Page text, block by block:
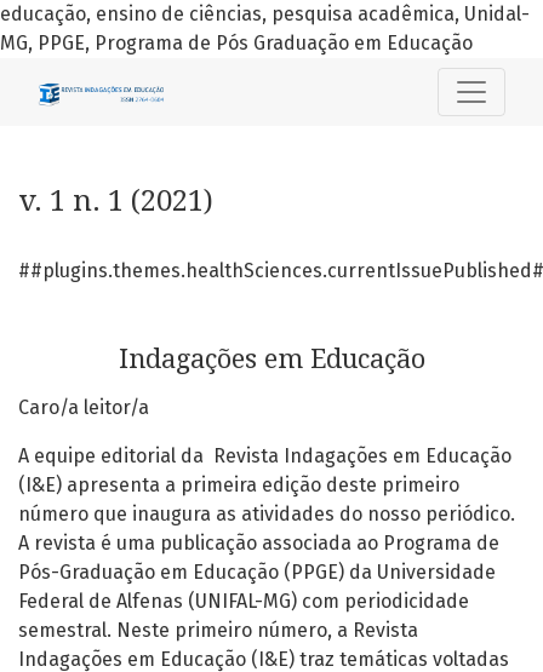
educação, ensino de ciências, pesquisa acadêmica, Unidal-
MG, PPGE, Programa de Pós Graduação em Educação
v. 1 n. 1 (2021)
Indagações em Educação
Caro/a leitor/a
A equipe editorial da Revista Indagações em Educação
(I&E) apresenta a primeira edição deste primeiro
número que inaugura as atividades do nosso periódico.
A revista é uma publicação associada ao Programa de
Pós-Graduação em Educação (PPGE) da Universidade
Federal de Alfenas (UNIFAL-MG) com periodicidade
semestral. Neste primeiro número, a Revista
Indagações em Educação (I&E) traz temáticas voltadas